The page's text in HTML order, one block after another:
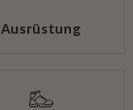
Ausrüstung